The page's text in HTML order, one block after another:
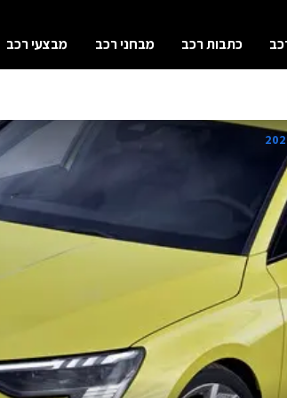
כתבות רכב מבחני רכב מבצעי רכב